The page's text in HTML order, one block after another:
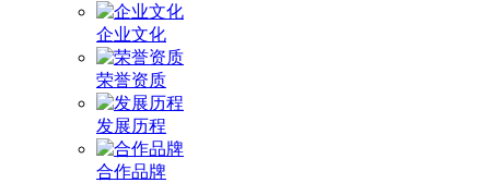
企业文化
荣誉资质
发展历程
合作品牌